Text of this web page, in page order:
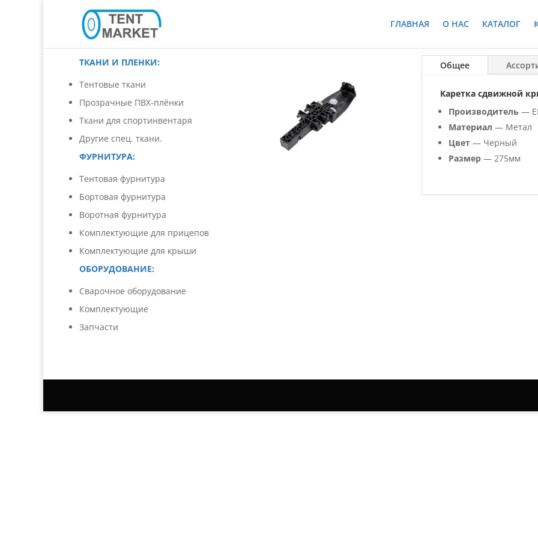
ГЛАВНАЯ О НАС КАТАЛОГ
ТКАНИ И ПЛЕНКИ:
Тентовые ткани
Прозрачные ПВХ-плёнки
Ткани для спортинвентаря
Другие спец. ткани.
ФУРНИТУРА:
Тентовая фурнитура
Бортовая фурнитура
Воротная фурнитура
Комплектующие для прицепов
Комплектующие для крыши
ОБОРУДОВАНИЕ:
Сварочное оборудование
Комплектующие
Запчасти
Общее
Каретка сдвижной
Производитель —
Материал — Метал
Цвет— Черный
Размер— 275мм